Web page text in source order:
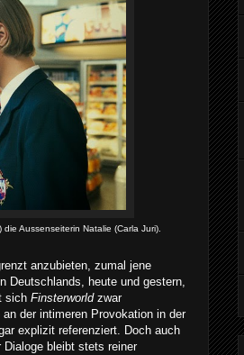
die Aussenseiterin Natalie (Carla Juri).
anzubieten, zumal jene
Deutschlands, heute und gestern,
sich Finsterworld zwar
der intimeren Provokation in der
explizit referenziert. Doch auch
Dialoge bleibt stets reiner